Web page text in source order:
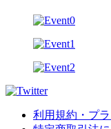
利用規約・プ